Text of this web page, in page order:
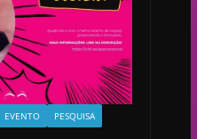
EVENTO PESQUISA